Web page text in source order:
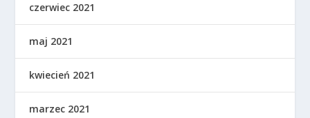
czerwiec 2021
maj 2021
kwiecień 2021
marzec 2021